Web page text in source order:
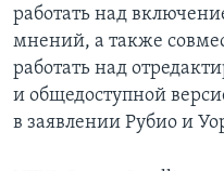
работать над
мнений, а также
работать над
и общедоступной
в заявлении Рубио и